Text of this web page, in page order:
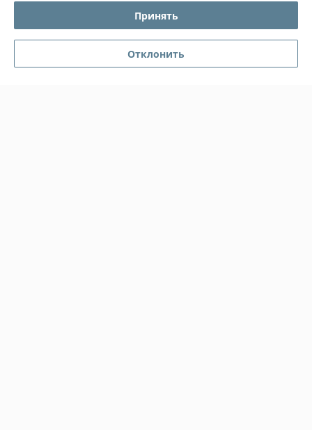
14.12.2019
Геннадий
Отлично
Принять
Отклонить